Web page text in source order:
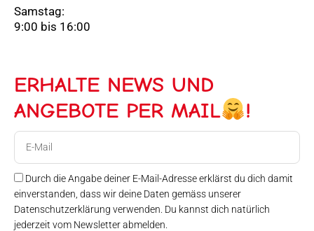
Samstag:
9:00 bis 16:00
ERHALTE NEWS UND
ANGEBOTE PER MAIL
!
Durch die Angabe deiner E-Mail-Adresse erklärst du dich damit
einverstanden, dass wir deine Daten gemäss unserer
Datenschutzerklärung verwenden. Du kannst dich natürlich
jederzeit vom Newsletter abmelden.